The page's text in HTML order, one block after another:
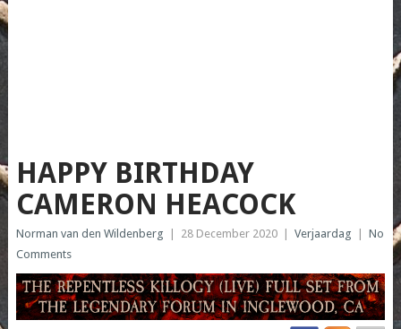
HAPPY BIRTHDAY
CAMERON HEACOCK
Norman van den Wildenberg 28 December 2020 Verjaardag
No
Comments